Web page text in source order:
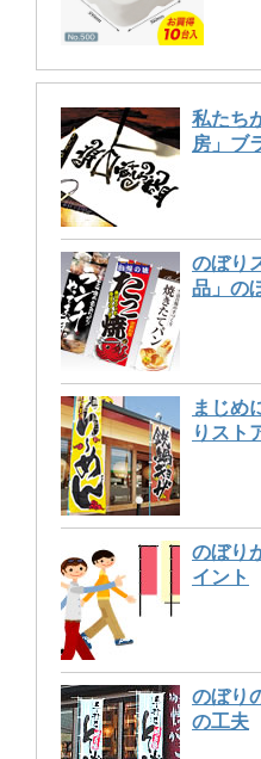
私たち
房」ブ
のぼり
品」の
まじめ
りスト
のぼり
イント
のぼり
の工夫